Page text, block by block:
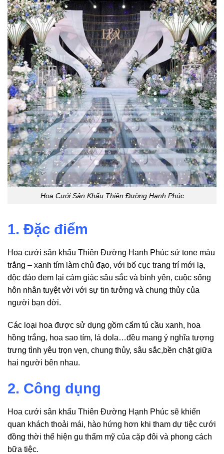
Hoa Cưới Sân Khấu Thiên Đường Hạnh Phúc
1. Đặc điểm
Hoa cưới sân khấu Thiên Đường Hạnh Phúc sử tone màu
trắng – xanh tím làm chủ đạo, với bố cục trang trí mới lạ,
độc đáo đem lại cảm giác sâu sắc và bình yên, cuộc sống
hôn nhân tuyệt vời với sự tin tưởng và chung thủy của
người bạn đời.
Các loại hoa được sử dụng gồm cẩm tú cầu xanh, hoa
hồng trắng, hoa sao tím, lá dola…đều mang ý nghĩa tượng
trưng tình yêu trọn vẹn, chung thủy, sâu sắc,bền chặt giữa
hai người bên nhau.
2. Công dụng
Hoa cưới sân khấu Thiên Đường Hạnh Phúc sẽ khiến
quan khách thoải mái, hào hứng hơn khi tham dự tiệc cưới
đồng thời thể hiện gu thẩm mỹ của cặp đôi và phong cách
bữa tiệc.